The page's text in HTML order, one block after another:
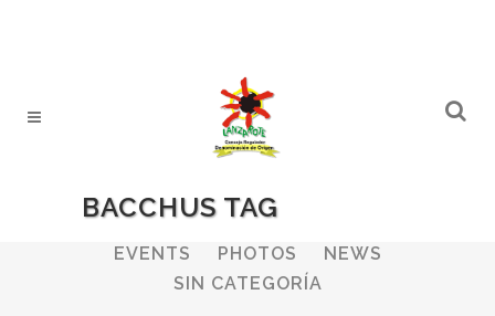
BACCHUS TAG
ALL WINERIES
EVENTS
PHOTOS
NEWS
SIN CATEGORÍA